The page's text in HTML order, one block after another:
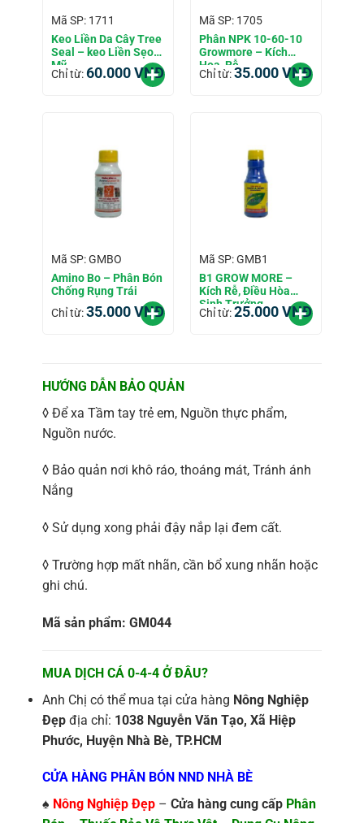
Mã SP: 1711
Keo Liền Da Cây Tree
Seal – keo Liền Sẹo
Mỹ
Chỉ từ:60.000VNĐ
Mã SP: 1705
Phân NPK 10-60-10
Growmore – Kích
Hoa, Rễ
Chỉ từ:35.000VNĐ
Mã SP: GMBO
Amino Bo – Phân Bón
Chống Rụng Trái
Chỉ từ:35.000VNĐ
Mã SP: GMB1
B1 GROW MORE –
Kích Rễ, Điều Hòa
Sinh Trưởng
Chỉ từ:25.000VNĐ
HƯỚNG DẪN BẢO QUẢN
◊ Để xa Tầm tay trẻ em, Nguồn thực phẩm,
Nguồn nước.
◊ Bảo quản nơi khô ráo, thoáng mát, Tránh ánh
Nắng
◊ Sử dụng xong phải đậy nắp lại đem cất.
◊ Trường hợp mất nhãn, cần bổ xung nhãn hoặc
ghi chú.
Mã sản phẩm: GM044
MUA DỊCH CÁ 0-4-4 Ở ĐÂU?
Anh Chị có thể mua tại cửa hàng Nông Nghiệp
Đẹpđịa chỉ: 1038 Nguyễn Văn Tạo, Xã Hiệp
Phước, Huyện Nhà Bè, TP.HCM
CỬA HÀNG PHÂN BÓN NND NHÀ BÈ
♠ Nông Nghiệp Đẹp– Cửa hàng cung cấp Phân